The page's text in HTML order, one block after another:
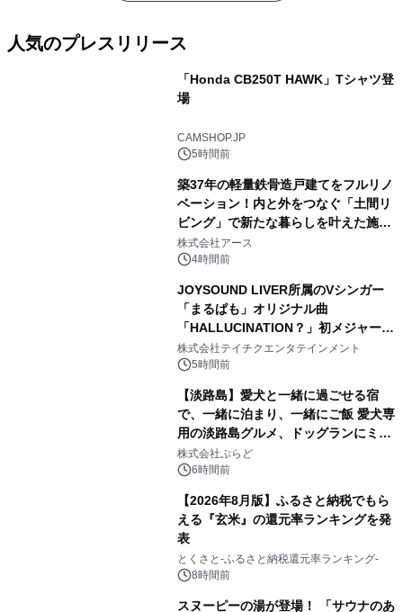
人気のプレスリリース
「Honda CB250T HAWK」Tシャツ登
場
CAMSHOP.JP
5時間前
築37年の軽量鉄骨造戸建てをフルリノ
ベーション！内と外をつなぐ「土間リ
ビング」で新たな暮らしを叶えた施工
事例を株式会社アースが公開
株式会社アース
4時間前
JOYSOUND LIVER所属のVシンガー
「まるぱも」オリジナル曲
「HALLUCINATION？」初メジャー配
信リリース決定！
株式会社テイチクエンタテインメント
5時間前
【淡路島】愛犬と一緒に過ごせる宿
で、一緒に泊まり、一緒にご飯 愛犬専
用の淡路島グルメ、ドッグランにミニ
プール グランピングとトレーラーハウ
スの2施設で
株式会社ぷらど
6時間前
【2026年8月版】ふるさと納税でもら
える『玄米』の還元率ランキングを発
表
とくさと-ふるさと納税還元率ランキング-
8時間前
スヌーピーの湯が登場！ 「サウナのあ